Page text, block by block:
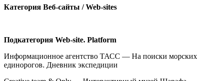
Категория Веб-сайты /Web-sites
Подкатегория Web-site. Platform
Информационное агентство ТАСС — На поиски морских
единорогов. Дневник экспедиции